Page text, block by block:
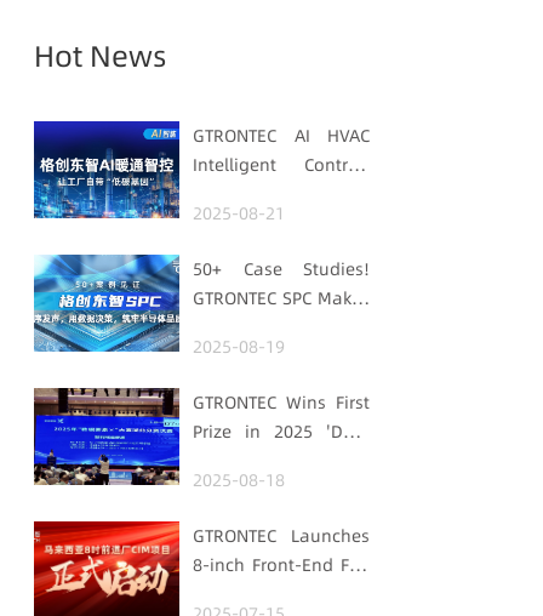
Hot News
GTRONTEC AI HVAC
Intelligent Control:
with "Low-Carbon
2025-08-21
50+ Case Studies!
GTRONTEC SPC Makes
Uses Data for
Strengthens
Semiconductor
Quality Foundation
2025-08-19
GTRONTEC Wins First
Prize in 2025 'Data
Smart Manufacturing
2025-08-18
GTRONTEC Launches
8-inch Front-End Fab